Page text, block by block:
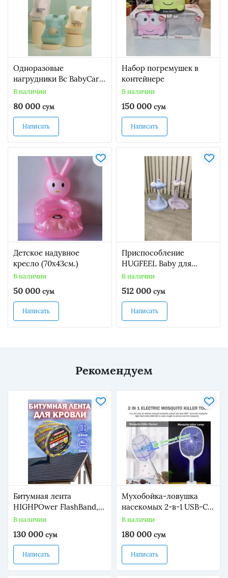
Одноразовые
нагрудники Bc BabyCare
«банан».
В наличии
80 000 сум
Написать
Набор погремушек в
контейнере
В наличии
150 000 сум
Написать
Детское надувное
кресло (70х43см.)
В наличии
50 000 сум
Написать
Приспособление
HUGFEEL Baby для
купания малышей
В наличии
512 000 сум
Написать
Рекомендуем
Битумная лента
HIGHPOwer FlashBand,
гидроизоляционная,
крыши, труб
В наличии
130 000 сум
Написать
Мухобойка-ловушка
насекомых 2-в-1 USB-C
на подставке «Ракетка-
мухобойка –
инновационная модель,
которая не только
В наличии
180 000 сум
Написать